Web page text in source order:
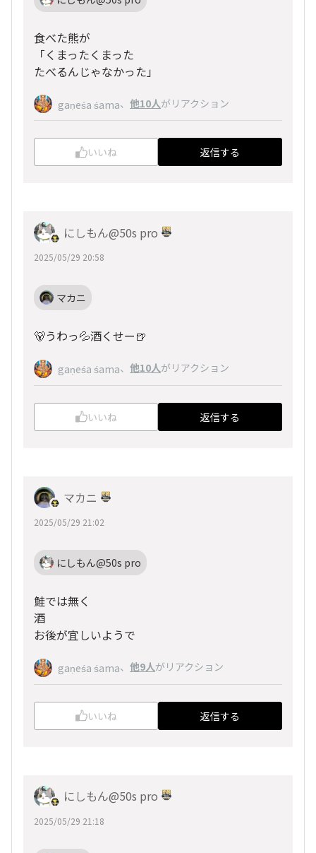
食べた熊が
「くまったくまった
たべるんじゃなかった」
gaṇeśa śama、 他10人がリアクション
いいね 返信する
にしもん@50s pro
2025/05/29 20:58
マカニ
🐻うわっ💦酒くせー🍺
gaṇeśa śama、 他10人がリアクション
いいね 返信する
マカニ
2025/05/29 21:02
にしもん@50s pro
鮭では無く
酒
お後が宜しいようで
gaṇeśa śama、 他9人がリアクション
いいね 返信する
にしもん@50s pro
2025/05/29 21:18